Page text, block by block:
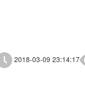
2018-03-09 23:14:17